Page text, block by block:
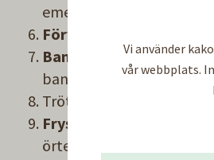
Vi använder
vår webbplats.
emellan, ruttnar de
Förvara potatis svalt
,
Bananer och tomater
bananklasen för att den
Trötta salladsblad och
Frys in!
Det går att
örter och purjolök går till